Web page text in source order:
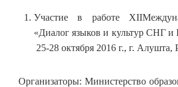
Участие в работе
«Диалог языков и культур СНГ
25-28 октября 2016 г., г.
Организаторы: Министерство